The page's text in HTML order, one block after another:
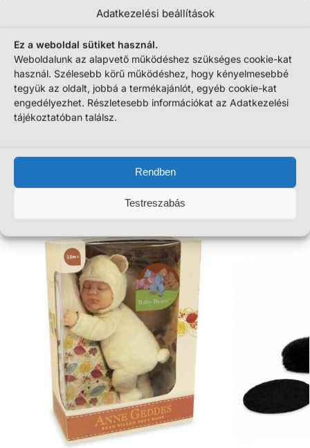
Adatkezelési beállítások
Ez a weboldal sütiket használ.
Weboldalunk az alapvető működéshez szükséges cookie-kat
használ. Szélesebb körű működéshez, hogy kényelmesebbé
tegyük az oldalt, jobbá a termékajánlót, egyéb cookie-kat
engedélyezhet. Részletesebb információkat az Adatkezelési
tájékoztatóban találsz.
Rendben
Testreszabás
Tömeg 800 g
Csomagolás mérete (kb.) 28 × 36 × 36 cm
Még ezek is érdekelhetnek